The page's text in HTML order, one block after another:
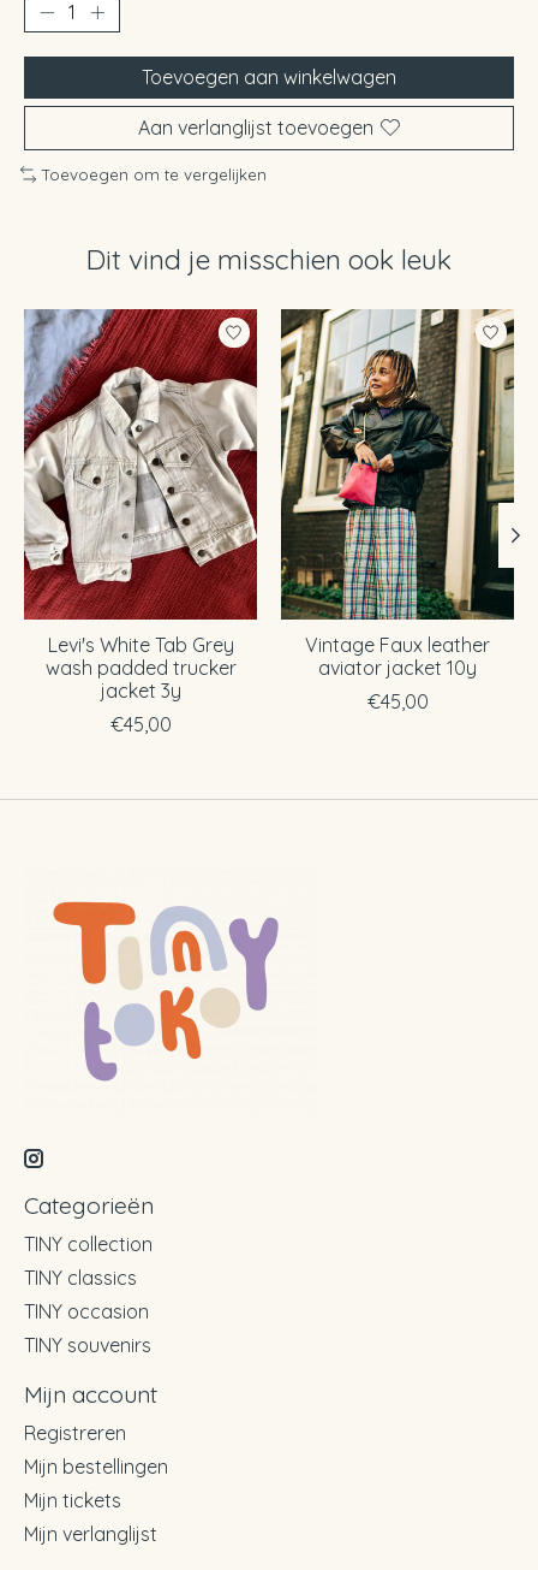
Toevoegen aan winkelwagen
Aan verlanglijst toevoegen
Toevoegen om te vergelijken
Dit vind je misschien ook leuk
Items van productcarrousel
Levi's White Tab Grey
wash padded trucker
jacket 3y
€45,00
Vintage Faux leather
aviator jacket 10y
€45,00
Categorieën
TINY collection
TINY classics
TINY occasion
TINY souvenirs
Mijn account
Registreren
Mijn bestellingen
Mijn tickets
Mijn verlanglijst